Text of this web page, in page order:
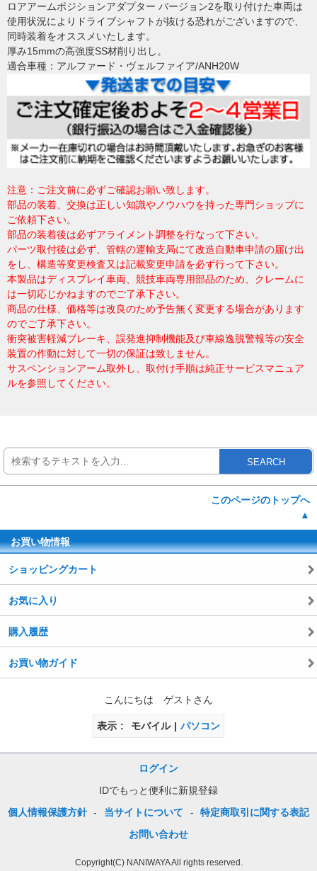
ロアアームポジションアダプター バージョン2を取り付けた車両は
使用状況によりドライブシャフトが抜ける恐れがございますので、
同時装着をオススメいたします。
厚み15mmの高強度SS材削り出し。
適合車種：アルファード・ヴェルファイア/ANH20W
注意：ご注文前に必ずご確認お願い致します。
部品の装着、交換は正しい知識やノウハウを持った専門ショップに
ご依頼下さい。
部品の装着後は必ずアライメント調整を行なって下さい。
パーツ取付後は必ず、管轄の運輸支局にて改造自動車申請の届け出
をし、構造等変更検査又は記載変更申請を必ず行って下さい。
本製品はディスプレイ車両、競技車両専用部品のため、クレームに
は一切応じかねますのでご了承下さい。
商品の仕様、価格等は改良のため予告無く変更する場合があります
のでご了承下さい。
衝突被害軽減ブレーキ、誤発進抑制機能及び車線逸脱警報等の安全
装置の作動に対して一切の保証は致しません。
サスペンションアーム取外し、取付け手順は純正サービスマニュア
ルを参照してください。
SEARCH
このページのトップへ
▲
お買い物情報
ショッピングカート
お気に入り
購入履歴
お買い物ガイド
こんにちは ゲストさん
表示 モバイル パソコン
ログイン
IDでもっと便利に新規登録
個人情報保護方針 - 当サイトについて -
特定商取引に関する表記
お問い合わせ
Copyright(C) NANIWAYA All rights reserved.